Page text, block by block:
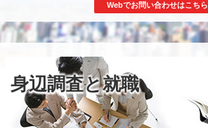
Webでお問い合わせはこちら
身辺調査と就職